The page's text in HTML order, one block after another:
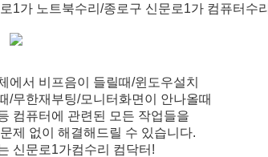
1가 노트북수리/종로구 신문로1가 컴퓨터수리
에서 비프음이 들릴때/윈도우설치
/무한재부팅/모니터화면이 안나올때
컴퓨터에 관련된 모든 작업들을
제 없이 해결해드릴 수 있습니다.
신문로1가컴수리 컴닥터!